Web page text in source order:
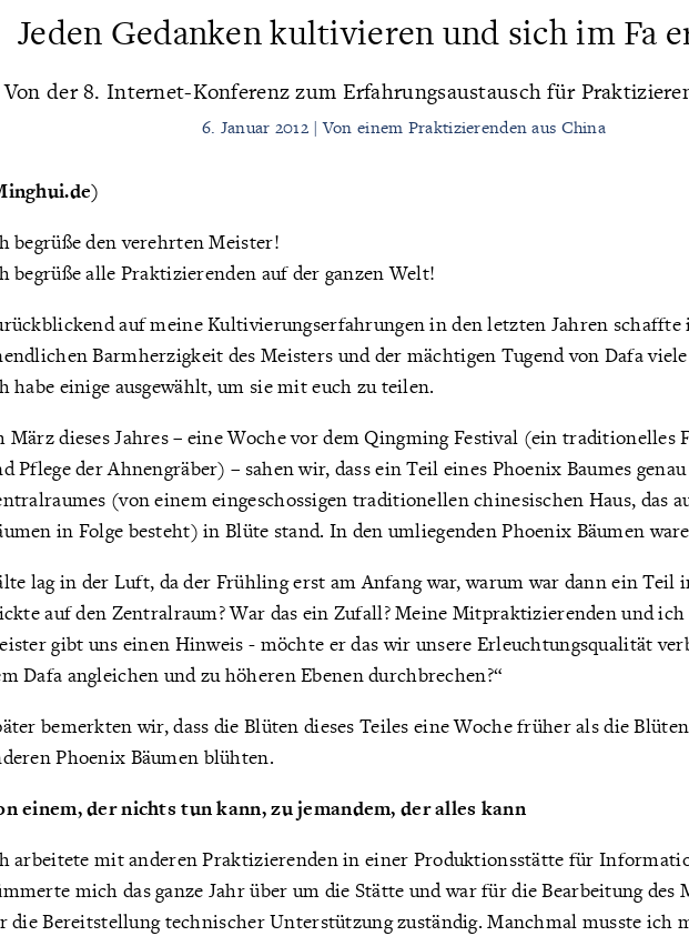
Jeden Gedanken kultivieren und sich im Fa
Von der 8. Internet-Konferenz zum Erfahrungsaustausch für
6. Januar 2012 | Von einem Praktizierenden aus China
begrüße den verehrten Meister!
begrüße alle Praktizierenden auf der ganzen Welt!
auf meine Kultivierungserfahrungen in den letzten Jahren schaffte
Barmherzigkeit des Meisters und der mächtigen Tugend von Dafa
habe einige ausgewählt, um sie mit euch zu teilen.
März dieses Jahres – eine Woche vor dem Qingming Festival (ein traditionelles
Pflege der Ahnengräber) – sahen wir, dass ein Teil eines Phoenix Baumes genau
(von einem eingeschossigen traditionellen chinesischen Haus, das
in Folge besteht) in Blüte stand. In den umliegenden Phoenix Bäumen
lag in der Luft, da der Frühling erst am Anfang war, warum war dann ein Teil
auf den Zentralraum? War das ein Zufall? Meine Mitpraktizierenden und ich
gibt uns einen Hinweis - möchte er das wir unsere Erleuchtungsqualität
Dafa angleichen und zu höheren Ebenen durchbrechen?“
bemerkten wir, dass die Blüten dieses Teiles eine Woche früher als die
Phoenix Bäumen blühten.
einem, der nichts tun kann, zu jemandem, der alles kann
arbeitete mit anderen Praktizierenden in einer Produktionsstätte für
mich das ganze Jahr über um die Stätte und war für die Bearbeitung des
die Bereitstellung technischer Unterstützung zuständig. Manchmal musste ich